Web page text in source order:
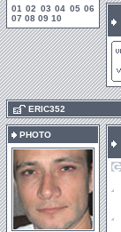
01 02 03 04 05 06
07 08 09 10
ERIC352
PHOTO